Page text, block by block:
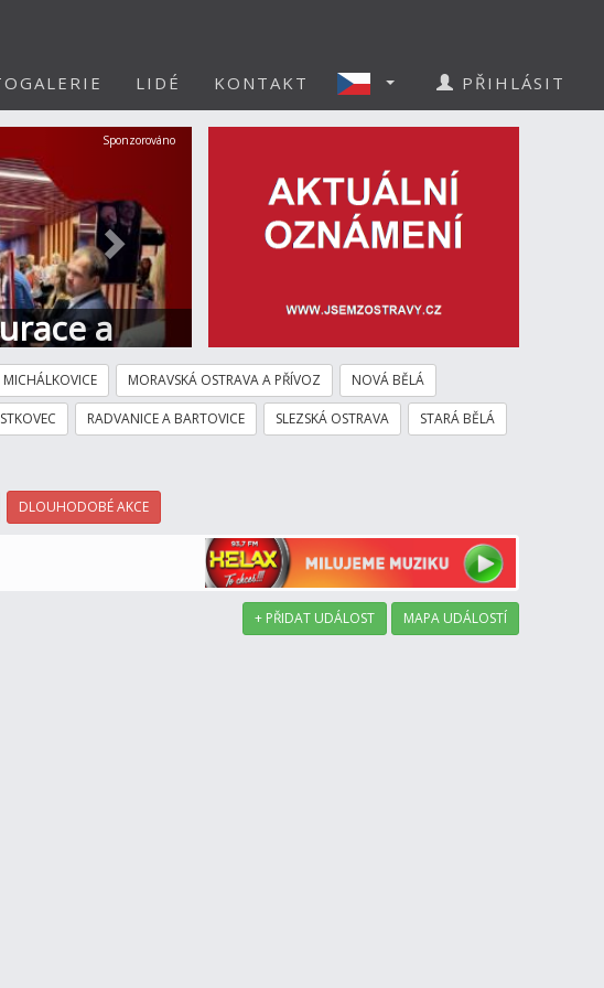
LIDÉ KONTAKT PŘIHLÁSIT
a
Další
Sponzorováno
MICHÁLKOVICE MORAVSKÁ OSTRAVA A PŘÍVOZ NOVÁ BĚLÁ
RADVANICE A BARTOVICE SLEZSKÁ OSTRAVA STARÁ BĚLÁ
DLOUHODOBÉ AKCE
+ PŘIDAT UDÁLOST MAPA UDÁLOSTÍ